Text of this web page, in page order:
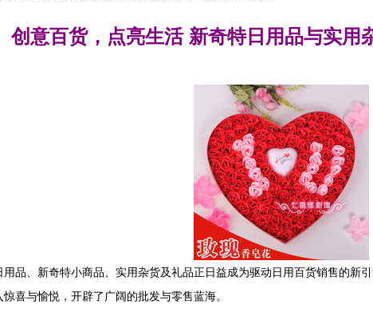
创意百货，点亮生活 新奇特日用品与实用
品、新奇特小商品、实用杂货及礼品正日益成为驱动日用百货销售的新
喜与愉悦，开辟了广阔的批发与零售蓝海。